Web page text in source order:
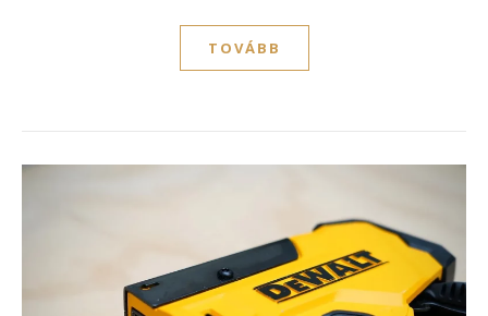
TOVÁBB